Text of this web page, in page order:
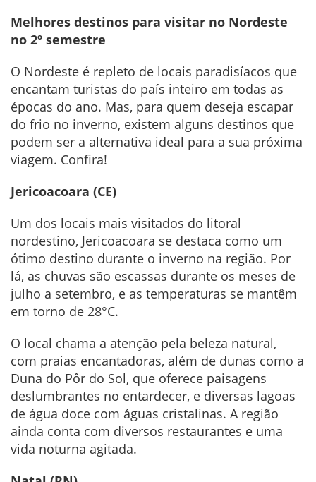
Melhores destinos para visitar no Nordeste
no 2º semestre
O Nordeste é repleto de locais paradisíacos que
encantam turistas do país inteiro em todas as
épocas do ano. Mas, para quem deseja escapar
do frio no inverno, existem alguns destinos que
podem ser a alternativa ideal para a sua próxima
viagem. Confira!
Jericoacoara (CE)
Um dos locais mais visitados do litoral
nordestino, Jericoacoara se destaca como um
ótimo destino durante o inverno na região. Por
lá, as chuvas são escassas durante os meses de
julho a setembro, e as temperaturas se mantêm
em torno de 28°C.
O local chama a atenção pela beleza natural,
com praias encantadoras, além de dunas como a
Duna do Pôr do Sol, que oferece paisagens
deslumbrantes no entardecer, e diversas lagoas
de água doce com águas cristalinas. A região
ainda conta com diversos restaurantes e uma
vida noturna agitada.